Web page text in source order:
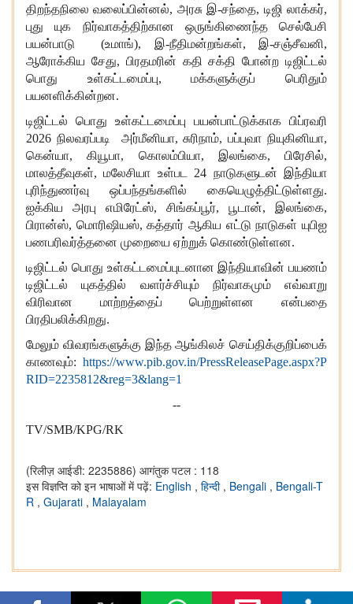
திறந்தநிலை வலைப்பின்னல், அரசு இ-சந்தை, டிஜி லாக்கர்,
புது யுக நிர்வாகத்திற்கான ஒருங்கிணைந்த செல்பேசி
பயன்பாடு (உமாங்), இ-நீதிமன்றங்கள், இ-சஞ்சீவனி,
ஆரோக்கிய சேது, பிரதமரின் கதி சக்தி போன்ற டிஜிட்டல்
பொது உள்கட்டமைப்பு, மக்களுக்குப் பெரிதும்
பயனளிக்கின்றன.
டிஜிட்டல் பொது உள்கட்டமைப்பு பயன்பாட்டுக்காக பிப்ரவரி
2026 நிலவரப்படி அர்மீனியா, சுரிநாம், பப்புவா நியுகினியா,
கென்யா, கியூபா, கொலம்பியா, இலங்கை, பிரேசில்,
மாலத்தீவுகள், மலேசியா உள்பட 24 நாடுகளுடன் இந்தியா
புரிந்துணர்வு ஒப்பந்தங்களில் கையெழுத்திட்டுள்ளது.
ஐக்கிய அரபு எமிரேட்ஸ், சிங்கப்பூர், பூடான், இலங்கை,
பிரான்ஸ், மொரிஷியஸ், கத்தார் ஆகிய எட்டு நாடுகள் யுபிஐ
பணபரிவர்த்தனை முறையை ஏற்றுக் கொண்டுள்ளன.
டிஜிட்டல் பொது உள்கட்டமைப்புடனான இந்தியாவின் பயணம்
டிஜிட்டல் யுகத்தில் வளர்ச்சியும் நிர்வாகமும் எவ்வாறு
விரிவான மாற்றத்தைப் பெற்றுள்ளன என்பதை
பிரதிபலிக்கிறது.
மேலும் விவரங்களுக்கு இந்த ஆங்கிலச் செய்திக்குறிப்பைக்
காணவும்: https://www.pib.gov.in/PressReleasePage.aspx?P
RID=2235812&reg=3&lang=1
--
TV/SMB/KPG/RK
(रिलीज़ आईडी: 2235886) आगंतुक पटल : 118
इस विज्ञप्ति को इन भाषाओं में पढ़ें: English , हिन्दी , Bengali , Bengali-T
R , Gujarati , Malayalam